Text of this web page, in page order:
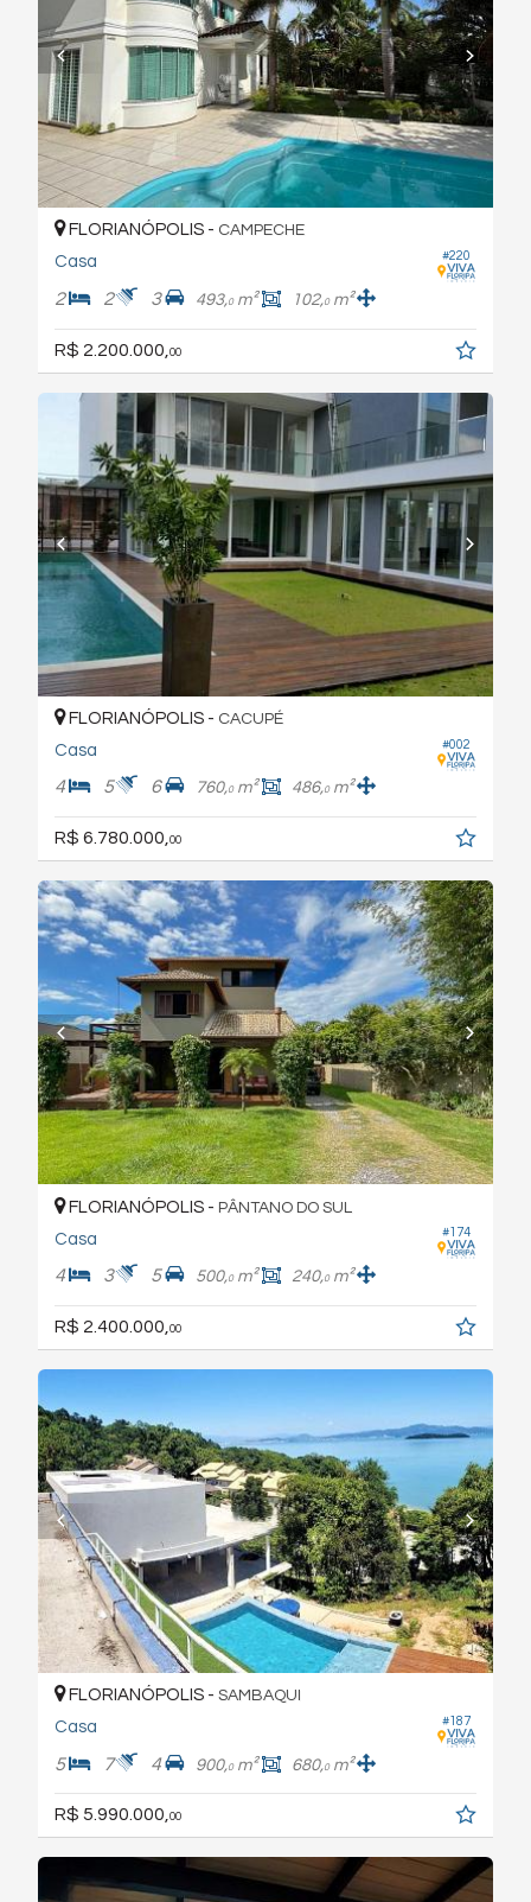
#220
FLORIANÓPOLIS - CAMPECHE
Casa
2 2 3 493,0m² 102,0m²
R$ 2.200.000, 00
#002
FLORIANÓPOLIS - CACUPÉ
Casa
4 5 6 760,0m² 486,0m²
R$ 6.780.000,00
#174
FLORIANÓPOLIS - PÂNTANO DO SUL
Casa
4 3 5 500,0m² 240,0m²
R$ 2.400.000, 00
#187
FLORIANÓPOLIS - SAMBAQUI
Casa
5 7 4 900,0m² 680,0m²
R$ 5.990.000,00